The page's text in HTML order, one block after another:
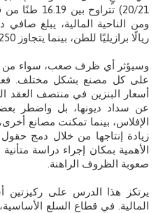
ريالًا برازيليًا للطن، بينما يتجاوز 250 ريالًا برازيليًا لدى مجموعات أخرى.
وسيؤثر أي ظرف صعب، سواء من
على كل مصنع بشكل مختلف.
أسعار البنزين في منتصف
عن سداد ديونها، بل واضطر
الإفلاس، بينما تمكنت مصانع
زيادة إنتاجها من خلال دمج
الأهمية بمكان إجراء دراسة
صعوبة الظروف الراهنة.
يرتكز هذا الدرس على ركيزتين
المالية. في قطاع السلع